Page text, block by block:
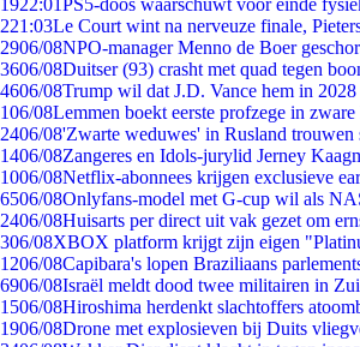
1922:01PS5-doos waarschuwt voor einde
221:03Le Court wint na nerveuze finale,
2906/08NPO-manager Menno de Boer
3606/08Duitser (93) crasht met quad tegen
4606/08Trump wil dat J.D. Vance hem in
106/08Lemmen boekt eerste profzege in
2406/08'Zwarte weduwes' in Rusland
1406/08Zangeres en Idols-jurylid Jerney
1006/08Netflix-abonnees krijgen exclusieve
6506/08Onlyfans-model met G-cup wil als
2406/08Huisarts per direct uit vak gezet om
306/08XBOX platform krijgt zijn eigen
1206/08Capibara's lopen Braziliaans
6906/08Israël meldt dood twee militairen in
1506/08Hiroshima herdenkt slachtoffers
1906/08Drone met explosieven bij Duits